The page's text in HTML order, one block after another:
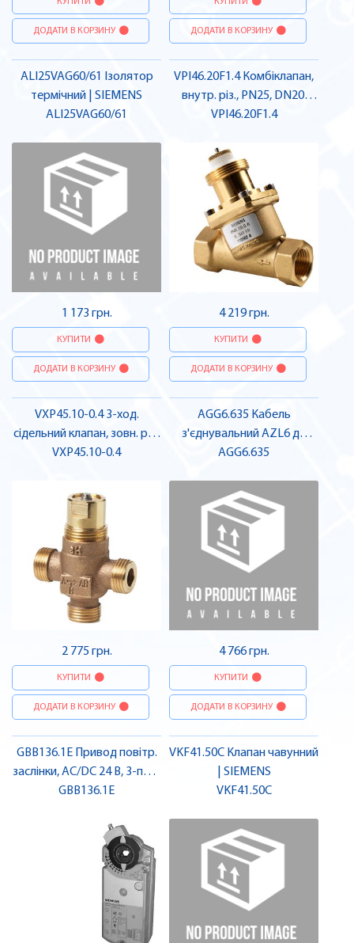
ДОДАТИ В КОРЗИНУ ДОДАТИ В КОРЗИНУ
ALI25VAG60/61 Ізолятор
термічний | SIEMENS
ALI25VAG60/61
1 173 грн.
КУПИТИ
ДОДАТИ В КОРЗИНУ
VPI46.20F1.4 Комбіклапан,
внутр. різ., PN25, DN20,
125…1450 л/ч | SIEMENS
VPI46.20F1.4
4 219 грн.
КУПИТИ
ДОДАТИ В КОРЗИНУ
VXP45.10-0.4 3-ход.
сідельний клапан, зовн. різ.,
PN16, DN15, kvs 0.4 |
VXP45.10-0.4
2 775 грн.
КУПИТИ
ДОДАТИ В КОРЗИНУ
AGG6.635 Кабель
з'єднувальний AZL6 до
LMV6 | SIEMENS
AGG6.635
4 766 грн.
КУПИТИ
ДОДАТИ В КОРЗИНУ
GBB136.1E Привод повітр.
заслінки, AC/DC 24 В, 3-поз.,
25 Нм, 150 с, перемикач. |
GBB136.1E
VKF41.50C Клапан чавунний
| SIEMENS
VKF41.50C